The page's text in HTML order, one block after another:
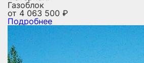
Газоблок
от 4 063 500 ₽
Подробнее